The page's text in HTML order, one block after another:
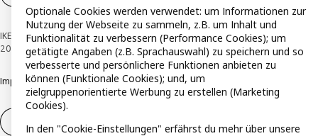
IKEA Österreich - Südring, 2334 Vösendorf © Inter IKEA Systems B.V. 1999-
2026
ImpressumDatenschutzerklärungCookie RichtlinieResponsible Disclosure
Optionale Cookies werden verwendet: um Informationen zur
Nutzung der Webseite zu sammeln, z.B. um Inhalt und
Funktionalität zu verbessern (Performance Cookies); um
getätigte Angaben (z.B. Sprachauswahl) zu speichern und so
verbesserte und persönlichere Funktionen anbieten zu
können (Funktionale Cookies); und, um
zielgruppenorientierte Werbung zu erstellen (Marketing
Cookies).
In den "Cookie-Einstellungen" erfährst du mehr über unsere